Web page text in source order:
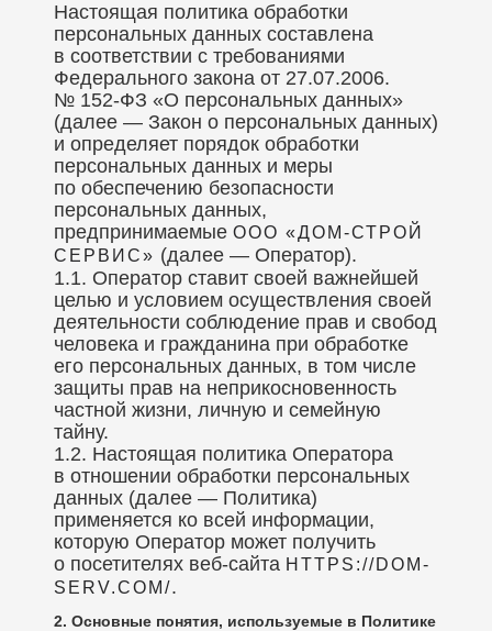
Настоящая политика обработки
персональных данных составлена
в соответствии с требованиями
Федерального закона от 27.07.2006.
№ 152-ФЗ «О персональных данных»
(далее — Закон о персональных данных)
и определяет порядок обработки
персональных данных и меры
по обеспечению безопасности
персональных данных,
предпринимаемые ООО «ДОМ-СТРОЙ
СЕРВИС» (далее — Оператор).
1.1. Оператор ставит своей важнейшей
целью и условием осуществления своей
деятельности соблюдение прав и свобод
человека и гражданина при обработке
его персональных данных, в том числе
защиты прав на неприкосновенность
частной жизни, личную и семейную
тайну.
1.2. Настоящая политика Оператора
в отношении обработки персональных
данных (далее — Политика)
применяется ко всей информации,
которую Оператор может получить
о посетителях веб-сайта HTTPS://DOM-
SERV.COM/.
2. Основные понятия, используемые в Политике